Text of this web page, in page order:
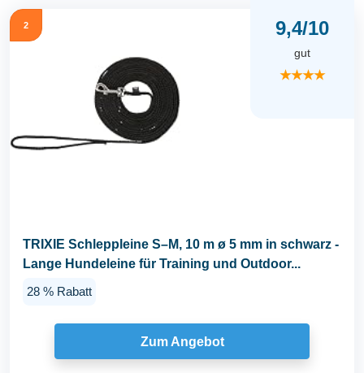
2 9,4/10
gut
★★★★
TRIXIE Schleppleine S–M, 10 m ø 5 mm in schwarz -
Lange Hundeleine für Training und Outdoor...
28 % Rabatt
Zum Angebot